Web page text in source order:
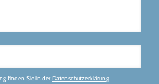
finden Sie in der Datenschutzerklärung